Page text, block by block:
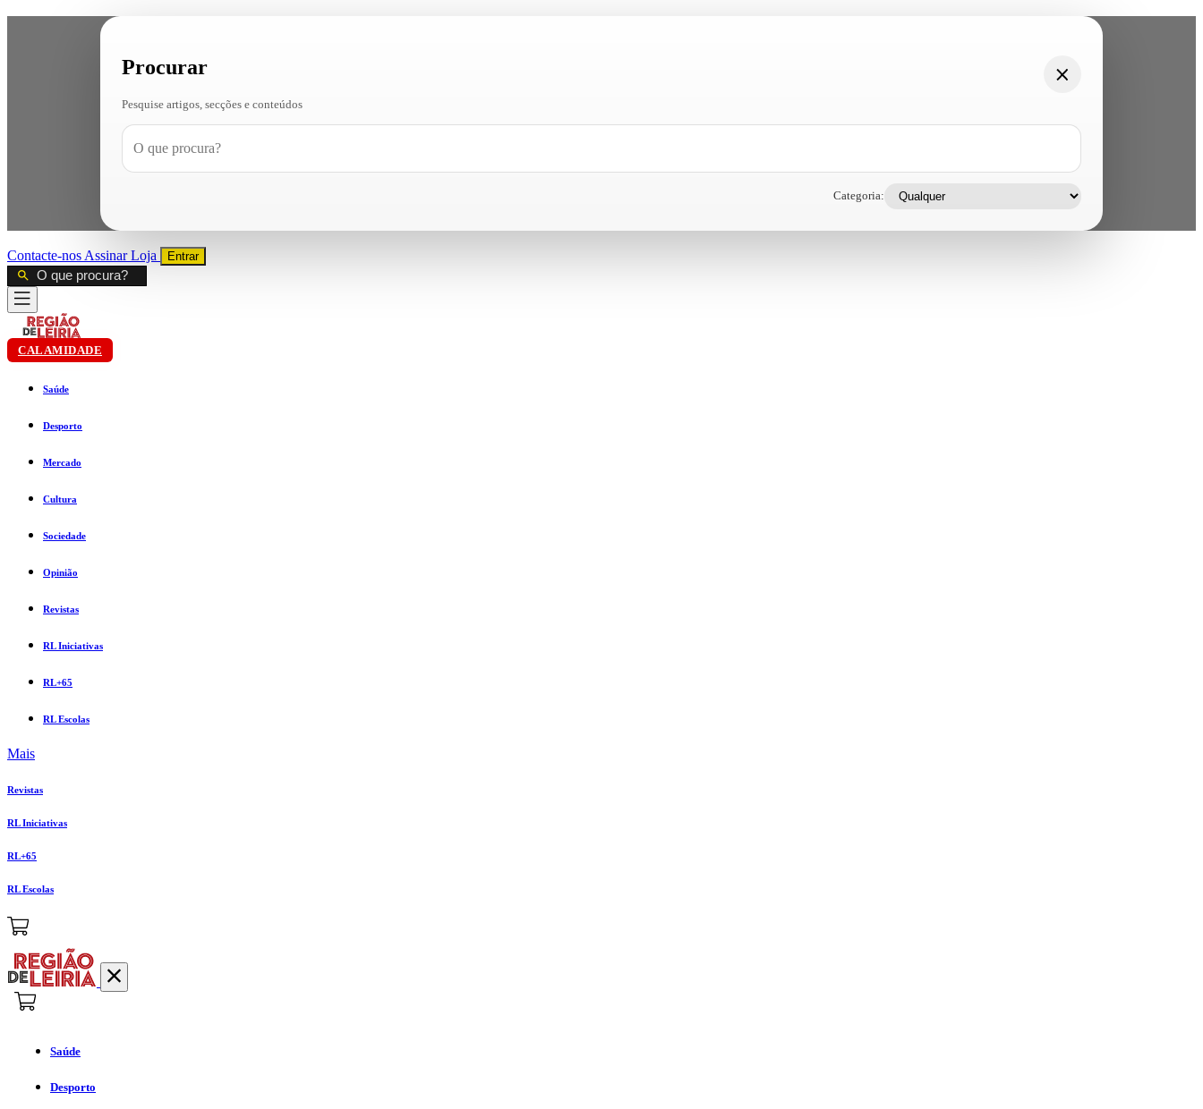
Procurar
Pesquise artigos, secções e conteúdos
Categoria:
Contacte-nos AssinarLoja Entrar
CALAMIDADE
Saúde
Desporto
Mercado
Cultura
Sociedade
Opinião
Revistas
RL Iniciativas
RL+65
RL Escolas
Mais
Revistas
RL Iniciativas
RL+65
RL Escolas
Saúde
Desporto